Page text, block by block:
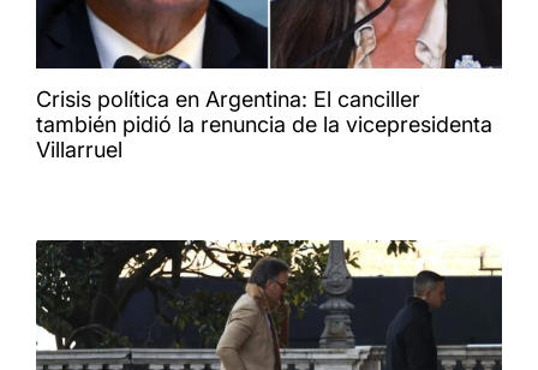
Crisis política en Argentina: El canciller
también pidió la renuncia de la vicepresidenta
Villarruel